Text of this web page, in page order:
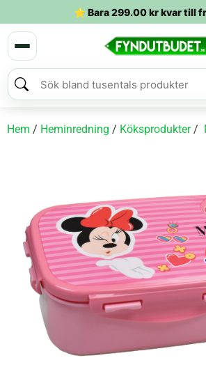
⭐ Bara299.00krkvar till
Hem / Heminredning / Köksprodukter/